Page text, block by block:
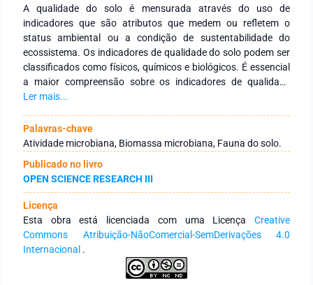
A qualidade do solo é mensurada através do uso de
indicadores que são atributos que medem ou refletem o
status ambiental ou a condição de sustentabilidade do
ecossistema. Os indicadores de qualidade do solo podem ser
classificados como físicos, químicos e biológicos. É essencial
a maior compreensão sobre os indicadores de qualidade
biológica do solo que podem ser usados para avaliar
dinâmica dos sistemas de produção. A presente revisão tem
como objetivo destacar a importância dos indicadores
biológicos de qualidade do solo através da compilação de
trabalhos em torno desta temática. Dentre os indicadores
biológicos mais comumente usados na avaliação da
qualidade do solo estão: número de microrganismos
(microscopia ou Técnica do número mais provável); biomassa
microbiana (C, N, P, S); atividade microbiana (espirometrias,
enzimas do solo); N mineralizável e taxa de nitrificação; grupo
de microrganismos benéficos (fixadores biológicos de N2,
micorrizas, solubilizadores de fosfato); fauna do solo
Ler mais...
Palavras-chave
Atividade microbiana, Biomassa microbiana, Fauna do solo.
Publicado no livro
OPEN SCIENCE RESEARCH III
Licença
Esta obra está licenciada com uma Licença Creative
Commons Atribuição-NãoComercial-SemDerivações 4.0
Internacional .